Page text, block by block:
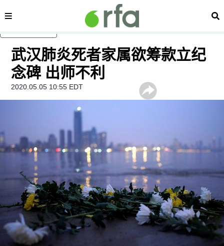
内容分类 搜
武汉肺炎死者家属欲筹款立纪
念碑 出师不利
2020.05.05 10:55 EDT